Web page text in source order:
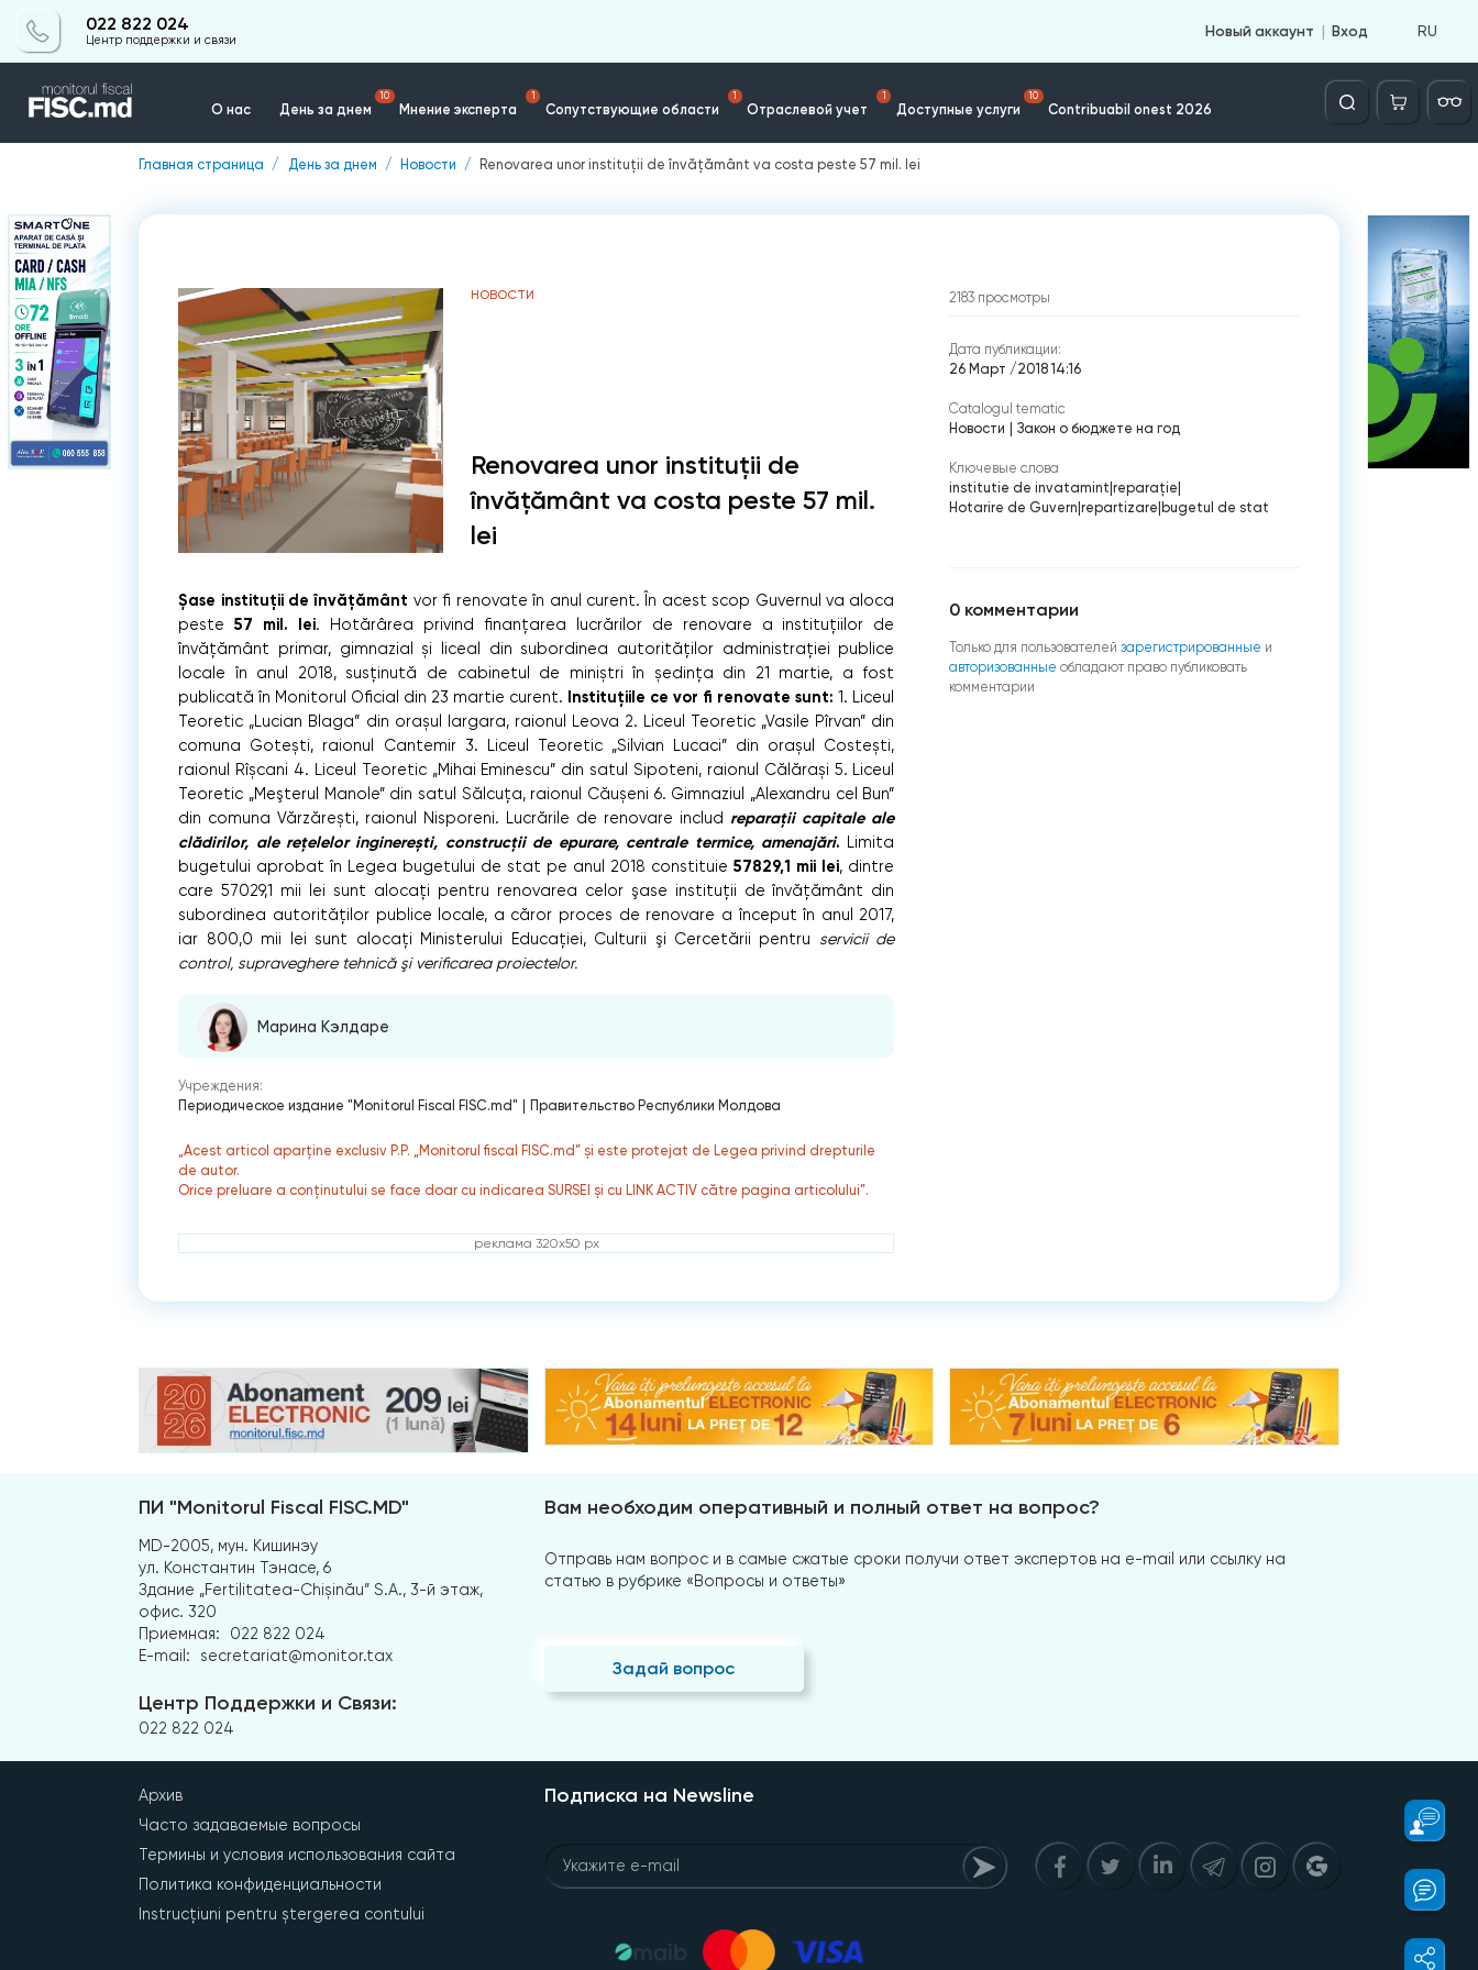
022 822 024
Центр поддержки и связи
Новый аккаунт Вход RU
О нас День за днем
10
Мнение эксперта
1
Сопутствующие области
1
Отраслевой учет
1
Доступные услуги
10
Contribuabil onest 2026
Căutare
Главная страница День за днем Новости Renovarea unor instituții de învățământ va costa peste 57 mil. lei
НОВОСТИ
Renovarea unor instituții de
învățământ va costa peste 57 mil.
lei
Șase instituții de învățământ vor fi renovate în anul curent. În acest scop Guvernul va aloca
peste57 mil. lei. Hotărârea privind finanțarea lucrărilor de renovare a instituțiilor de
învățământ primar, gimnazial și liceal din subordinea autorităților administrației publice
locale în anul 2018, susținută de cabinetul de miniștri în ședința din 21 martie, a fost
publicată în Monitorul Oficial din 23 martie curent.
Instituțiile ce vor fi renovate sunt: 1. Liceul
Teoretic „Lucian Blaga” din orașul Iargara, raionul Leova 2. Liceul Teoretic „Vasile Pîrvan” din
comuna Gotești, raionul Cantemir 3. Liceul Teoretic „Silvian Lucaci” din orașul Costești,
raionul Rîșcani 4. Liceul Teoretic „Mihai Eminescu” din satul Sipoteni, raionul Călărași 5. Liceul
Teoretic „Meşterul Manole” din satul Sălcuța, raionul Căușeni 6. Gimnaziul „Alexandru cel Bun”
din comuna Vărzărești, raionul Nisporeni. Lucrările de renovare includ reparații capitale ale
clădirilor, ale rețelelor inginerești, construcții de epurare, centrale termice, amenajări. Limita
bugetului aprobat în Legea bugetului de stat pe anul 2018 constituie57829,1 mii lei, dintre
care 57029,1 mii lei sunt alocaţi pentru renovarea celor şase instituţii de învăţământ din
subordinea autorităţilor publice locale, a căror proces de renovare a început în anul 2017,
iar 800,0 mii lei sunt alocaţi Ministerului Educaţiei, Culturii şi Cercetării pentru servicii de
control, supraveghere tehnică şi verificarea proiectelor.
Марина Кэлдаре
Учреждения:
Периодическое издание "Monitorul Fiscal FISC.md"
Правительство Республики Молдова
„Acest articol aparține exclusiv P.P. „Monitorul fiscal FISC.md” și este protejat de Legea privind drepturile
de autor.
Orice preluare a conținutului se face doar cu indicarea SURSEI și cu LINK ACTIV către pagina articolului”.
реклама 320x50 px
2183 просмотры
Дата публикации:
26 Март /2018 14:16
Catalogul tematic
Новости
Закон о бюджете на год
Ключевые слова
institutie de invatamint reparație
Hotarire de Guvern repartizare bugetul de stat
0 комментарии
Только для пользователей зарегистрированные и
авторизованные обладают право публиковать
комментарии
ПИ "Monitorul Fiscal FISC.MD"
MD-2005, мун. Кишинэу
ул. Константин Тэнасе, 6
Здание „Fertilitatea-Chișinău” S.A., 3-й этаж,
офис. 320
Приемная:
022 822 024
E-mail:
secretariat@monitor.tax
Центр Поддержки и Связи:
022 822 024
Вам необходим оперативный и полный ответ на вопрос?
Отправь нам вопрос и в самые сжатые сроки получи ответ экспертов на e-mail или ссылку на
статью в рубрике «Вопросы и ответы»
Задай вопрос
Архив
Часто задаваемые вопросы
Термины и условия использования сайта
Политика конфиденциальности
Instrucțiuni pentru ștergerea contului
Подписка на Newsline